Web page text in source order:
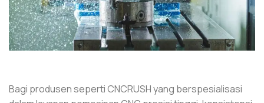
Bagi produsen seperti CNCRUSH yang berspesialisasi